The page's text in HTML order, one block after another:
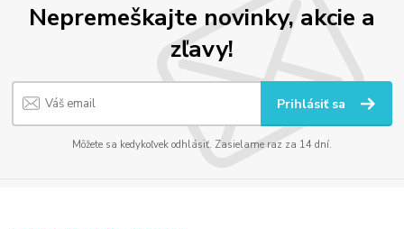
Nepremeškajte novinky, akcie a
zľavy!
Prihlásiť sa
Môžete sa kedykoľvek odhlásiť. Zasielame raz za 14 dní.